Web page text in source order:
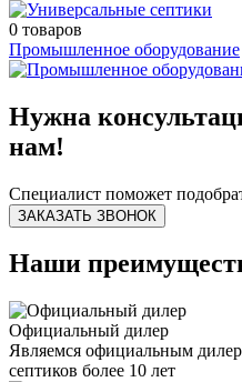
0 товаров
Промышленное оборудование
Нужна
нам!
Специалист поможет
ЗАКАЗАТЬ ЗВОНОК
Наши
Официальный дилер
Являемся официальным
септиков более 10 лет